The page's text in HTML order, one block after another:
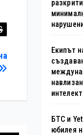
Екипът
БТС и
юбилея